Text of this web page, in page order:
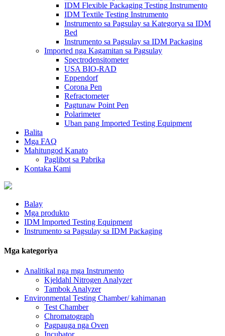
IDM Flexible Packaging Testing Instrumento
IDM Textile Testing Instrumento
Instrumento sa Pagsulay sa Kategorya sa IDM
Bed
Instrumento sa Pagsulay sa IDM Packaging
Imported nga Kagamitan sa Pagsulay
Spectrodensitometer
USA BIO-RAD
Eppendorf
Corona Pen
Refractometer
Pagtunaw Point Pen
Polarimeter
Uban pang Imported Testing Equipment
Balita
Mga FAQ
Mahitungod Kanato
Paglibot sa Pabrika
Kontaka Kami
Balay
Mga produkto
IDM Imported Testing Equipment
Instrumento sa Pagsulay sa IDM Packaging
Mga kategoriya
Analitikal nga mga Instrumento
Kjeldahl Nitrogen Analyzer
Tambok Analyzer
Environmental Testing Chamber/ kahimanan
Test Chamber
Chromatograph
Pagpauga nga Oven
Incubator